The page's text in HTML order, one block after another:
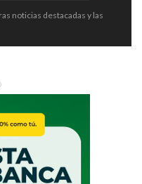
noticias destacadas y las